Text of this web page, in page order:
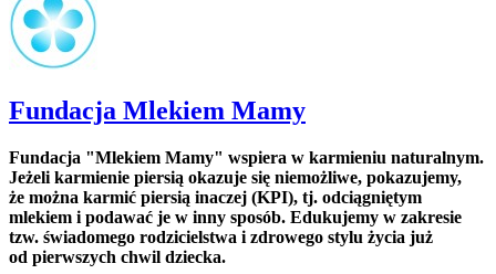
Fundacja Mlekiem Mamy
Fundacja "Mlekiem Mamy" wspiera w karmieniu naturalnym.
Jeżeli karmienie piersią okazuje się niemożliwe, pokazujemy,
że można karmić piersią inaczej (KPI), tj. odciągniętym
mlekiem i podawać je w inny sposób. Edukujemy w zakresie
tzw. świadomego rodzicielstwa i zdrowego stylu życia już
od pierwszych chwil dziecka.